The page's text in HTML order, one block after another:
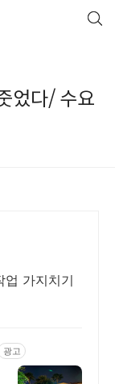
었다/ 수요
업 가지치기
광고